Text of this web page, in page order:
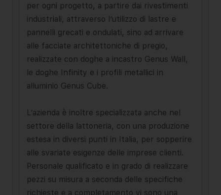
per ogni progetto, a partire dai rivestimenti
industriali, attraverso l’utilizzo di lastre e
pannelli grecati e ondulati, sino ad arrivare
alle facciate archi­tettoniche di pregio,
realizzate con doghe a incastro Genus Wall,
le doghe Infinity e i profili metallici in
alluminio Genus Cube.
L’azienda è inoltre specializzata anche nel
settore della lattoneria, con una produzione
estesa in diversi punti in Italia, per sop­perire
alle svariate esigenze delle imprese clienti.
Personale qualificato e in grado di realizzare
pezzi su misura a seconda delle specifiche
richieste e a completamento vi sono una